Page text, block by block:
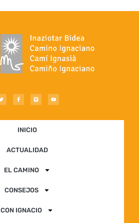
INICIO
ACTUALIDAD
EL CAMINO
CONSEJOS
CON IGNACIO